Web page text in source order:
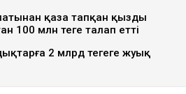
қаза тапқан қыздың
100 млн теңге талап етті
2 млрд теңгеге жуық